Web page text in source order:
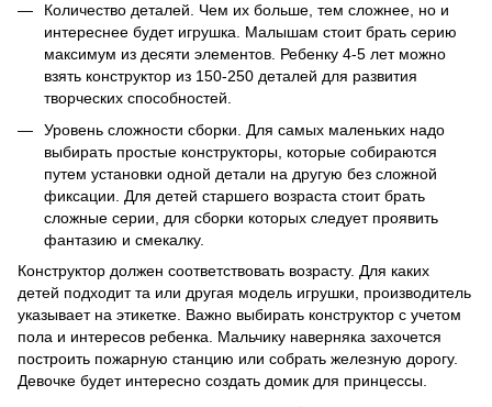
Количество деталей. Чем их больше, тем сложнее, но и
интереснее будет игрушка. Малышам стоит брать серию
максимум из десяти элементов. Ребенку 4-5 лет можно
взять конструктор из 150-250 деталей для развития
творческих способностей.
Уровень сложности сборки. Для самых маленьких надо
выбирать простые конструкторы, которые собираются
путем установки одной детали на другую без сложной
фиксации. Для детей старшего возраста стоит брать
сложные серии, для сборки которых следует проявить
фантазию и смекалку.
Конструктор должен соответствовать возрасту. Для каких
детей подходит та или другая модель игрушки, производитель
указывает на этикетке. Важно выбирать конструктор с учетом
пола и интересов ребенка. Мальчику наверняка захочется
построить пожарную станцию или собрать железную дорогу.
Девочке будет интересно создать домик для принцессы.